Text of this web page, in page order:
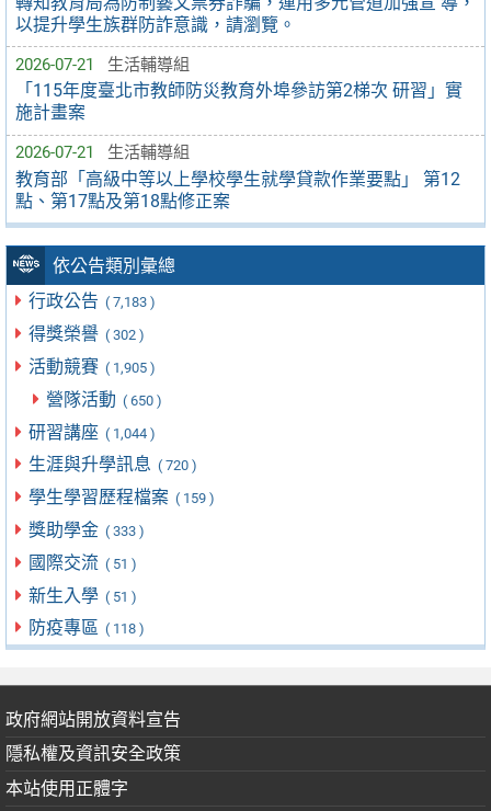
以提升學生族群防詐意識，請瀏覽。
2026-07-21 生活輔導組
「115年度臺北市教師防災教育外埠參訪第2梯次 研習」實
施計畫案
2026-07-21 生活輔導組
教育部「高級中等以上學校學生就學貸款作業要點」 第12
點、第17點及第18點修正案
依公告類別彙總
行政公告 ( 7,183 )
得獎榮譽 ( 302 )
活動競賽 ( 1,905 )
營隊活動 ( 650 )
研習講座 ( 1,044 )
生涯與升學訊息 ( 720 )
學生學習歷程檔案 ( 159 )
獎助學金 ( 333 )
國際交流 ( 51 )
新生入學 ( 51 )
防疫專區 ( 118 )
政府網站開放資料宣告
隱私權及資訊安全政策
本站使用正體字